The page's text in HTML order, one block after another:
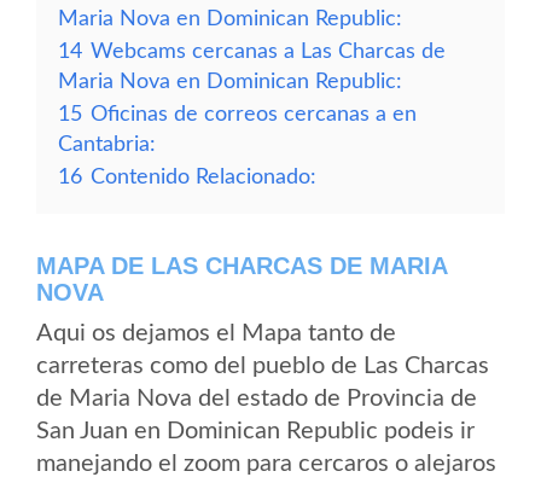
Maria Nova en Dominican Republic:
14 Webcams cercanas a Las Charcas de
Maria Nova en Dominican Republic:
15 Oficinas de correos cercanas a en
Cantabria:
16 Contenido Relacionado:
MAPA DE LAS CHARCAS DE MARIA
NOVA
Aqui os dejamos el Mapa tanto de
carreteras como del pueblo de Las Charcas
de Maria Nova del estado de Provincia de
San Juan en Dominican Republic podeis ir
manejando el zoom para cercaros o alejaros